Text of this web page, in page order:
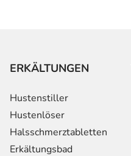
ERKÄLTUNGEN
Hustenstiller
Hustenlöser
Halsschmerztabletten
Erkältungsbad